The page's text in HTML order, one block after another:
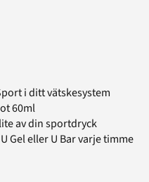
i ditt vätskesystem
60ml
av din sportdryck
Gel eller U Bar varje timme